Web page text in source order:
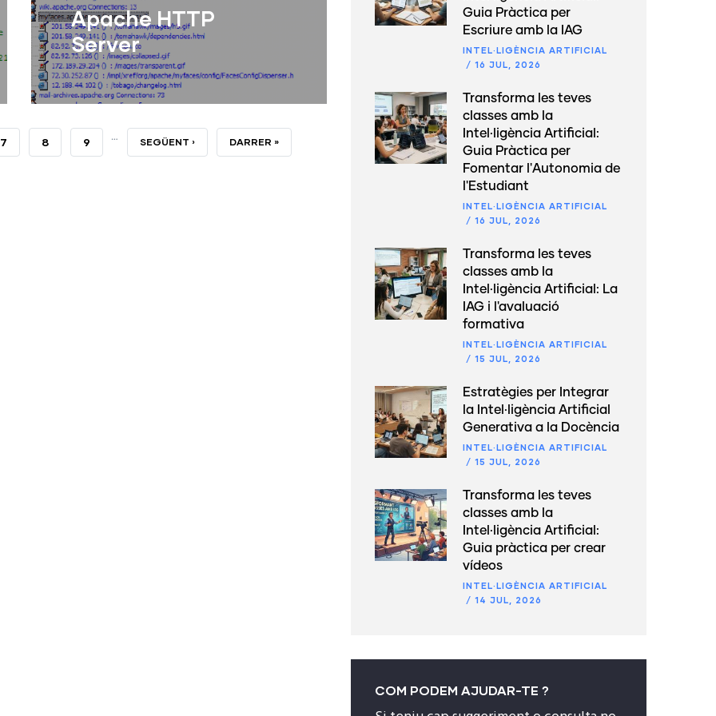
Apache HTTP
Server
Servidor web d'HTTP.
Llegir Més
PÀGINA
7 PÀGINA
8 PÀGINA
9 … NEXT
SEGÜENT › LAST
DARRER »
Guia Pràctica per
Escriure amb la IAG
INTEL·LIGÈNCIA ARTIFICIAL
/ 16 JUL, 2026
Transforma les teves
classes amb la
Intel·ligència Artificial:
Guia Pràctica per
Fomentar l'Autonomia de
l'Estudiant
INTEL·LIGÈNCIA ARTIFICIAL
/ 16 JUL, 2026
Transforma les teves
classes amb la
Intel·ligència Artificial: La
IAG i l'avaluació
formativa
INTEL·LIGÈNCIA ARTIFICIAL
/ 15 JUL, 2026
Estratègies per Integrar
la Intel·ligència Artificial
Generativa a la Docència
INTEL·LIGÈNCIA ARTIFICIAL
/ 15 JUL, 2026
Transforma les teves
classes amb la
Intel·ligència Artificial:
Guia pràctica per crear
vídeos
INTEL·LIGÈNCIA ARTIFICIAL
/ 14 JUL, 2026
COM PODEM AJUDAR-TE ?